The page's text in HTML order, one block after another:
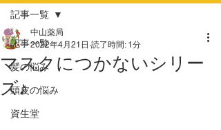
記事一覧
髪の悩み
頭皮の悩み
資生堂
記事一覧
マスクにつかないシリー
ズ♪
中山薬局
2022年4月21日 読了時間: 1分